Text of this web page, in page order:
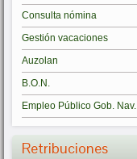
Consulta nómina
Gestión vacaciones
Auzolan
B.O.N.
Empleo Público Gob. Nav.
Retribuciones